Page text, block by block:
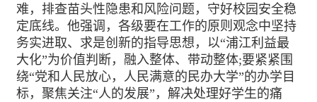
难，排查苗头性隐患和风险问题，守好校园安全稳
定底线。他强调，各级要在工作的原则观念中坚持
务实进取、求是创新的指导思想，以“浦江利益最
大化”为价值判断，融入整体、带动整体;要紧紧围
绕“党和人民放心，人民满意的民办大学”的办学目
标，聚焦关注“人的发展”，解决处理好学生的痛